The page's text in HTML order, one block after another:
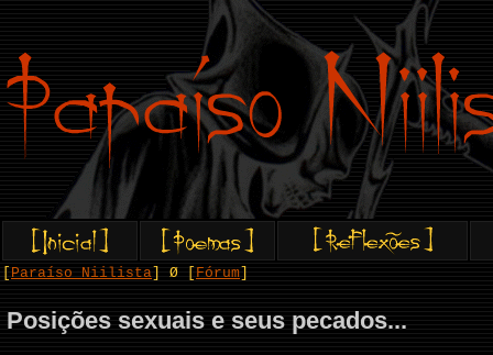
Paraíso Niilista ] Ø [ Fórum
Posições sexuais e seus pecados...